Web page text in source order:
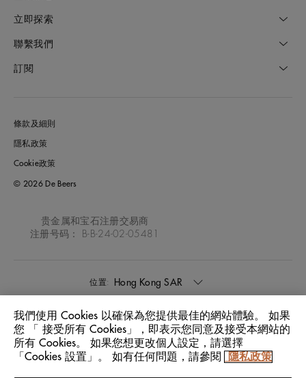
立即探索
聯繫我們
訂閱
條款及細則
隱私政策
Cookie政策
© 2026 De Beers
贵金属和宝石注册交易商
注册号码： B-B-24-02-05481
位置: Hong Kong SAR
語言: 中文
我們使用 Cookies 以確保為您提供最佳的網站體驗。 如果
您 「 接受所有 Cookies」，即表示您同意及接受本網站的
所有 Cookies。 如果您想更改個人設定，請選擇
「Cookies 設置」。 如有任何問題，請參閱
隱私政策